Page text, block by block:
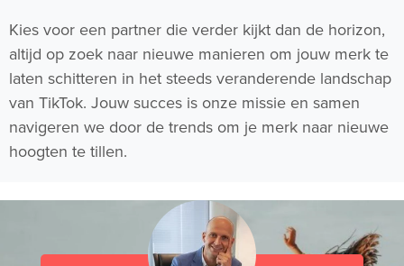
Kies voor een partner die verder kijkt dan de horizon,
altijd op zoek naar nieuwe manieren om jouw merk te
laten schitteren in het steeds veranderende landschap
van TikTok. Jouw succes is onze missie en samen
navigeren we door de trends om je merk naar nieuwe
hoogten te tillen.